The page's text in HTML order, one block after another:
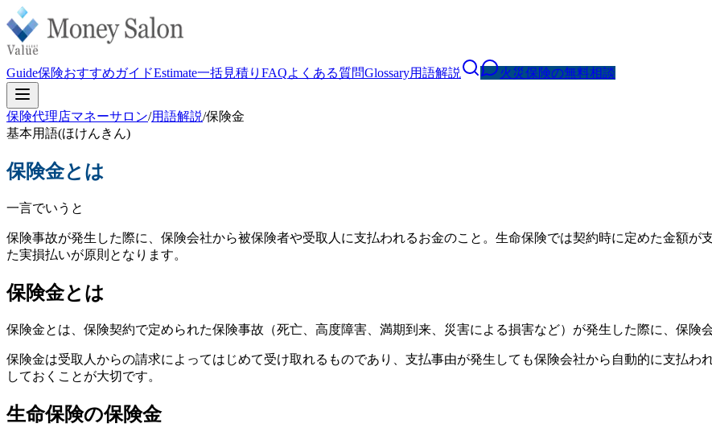
Guide保険おすすめガイドEstimate一括見積り FAQよくある質問Glossary用語解説 火災保険の無料相談
保険代理店マネーサロン/用語解説/保険金
基本用語(ほけんきん)
保険金とは
一言でいうと
保険事故が発生した際に、保険会社から被保険者や受取人に支払われるお金のこと。生命保険では契約時に定めた金額が
た実損払いが原則となります。
保険金とは
保険金とは、保険契約で定められた保険事故（死亡、高度障害、満期到来、災害による損害など）が発生した際に、保険
保険金は受取人からの請求によってはじめて受け取れるものであり、支払事由が発生しても保険会社から自動的に支払
しておくことが大切です。
生命保険の保険金